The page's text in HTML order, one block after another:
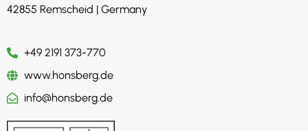
42855 Remscheid | Germany
+49 2191 373-770
www.honsberg.de
info@honsberg.de